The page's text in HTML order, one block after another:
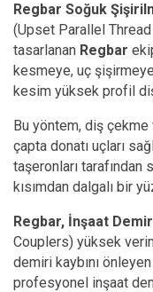
Regbar Soğuk
(Upset Parallel
tasarlanan Regbar
kesmeye, uç
kesim yüksek profil
Bu yöntem, diş
çapta donatı uçları
taşeronları
kısımdan dalgalı bir
Regbar, İnşaat Demir
Couplers) yüksek
demiri kaybını
profesyonel inşaat